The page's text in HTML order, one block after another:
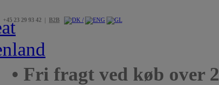
+45 23 29 93 42 | B2B
• Fri fragt ved køb over